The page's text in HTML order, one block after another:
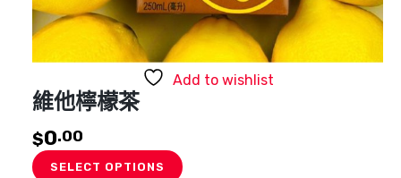
Add to wishlist
維他檸檬茶
$0.00
SELECT OPTIONS